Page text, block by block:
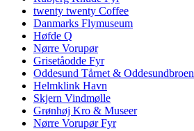
twenty twenty Coffee
Danmarks Flymuseum
Høfde Q
Nørre Vorupør
Grisetåodde Fyr
Oddesund Tårnet & Oddesundbroen
Helmklink Havn
Skjern Vindmølle
Grønhøj Kro & Museer
Nørre Vorupør Fyr